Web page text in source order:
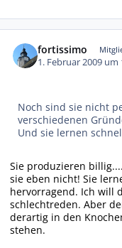
fortissimo
1. Februar 2009 um
Noch sind sie nicht
verschiedenen
Und sie lernen
Sie produzieren
sie eben nicht! Sie
hervorragend. Ich will
schlechtreden. Aber
derartig in den
stehen.